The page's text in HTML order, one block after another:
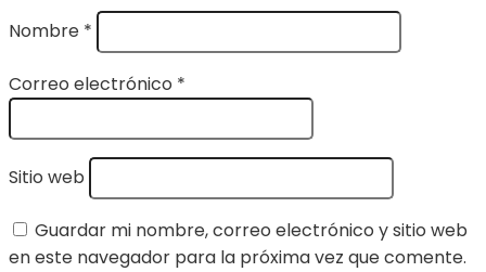
Nombre *
Correo electrónico *
Sitio web
Guardar mi nombre, correo electrónico y sitio web
en este navegador para la próxima vez que comente.